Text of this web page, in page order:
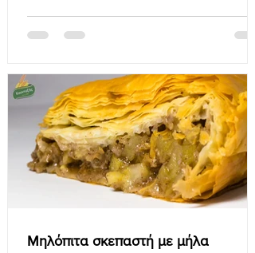
Μηλόπιτα σκεπαστή με μήλα